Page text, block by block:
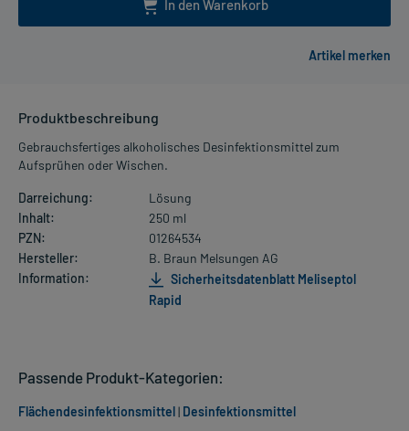
In den Warenkorb
Produktbeschreibung
Gebrauchsfertiges alkoholisches Desinfektionsmittel zum
Aufsprühen oder Wischen.
Darreichung:
Lösung
Inhalt:
250 ml
PZN:
01264534
Hersteller:
B. Braun Melsungen AG
Information:
Sicherheitsdatenblatt Meliseptol
Rapid
Passende Produkt-Kategorien:
Flächendesinfektionsmittel| Desinfektionsmittel